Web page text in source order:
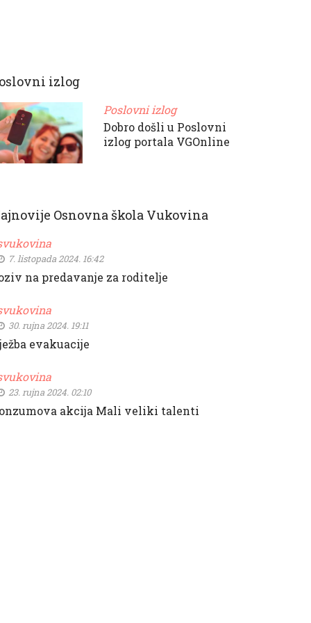
izlog
Poslovni izlog
Dobro došli u Poslovni
izlog portala VGOnline
Osnovna škola Vukovina
7. listopada 2024. 16:42
na predavanje za roditelje
30. rujna 2024. 19:11
evakuacije
23. rujna 2024. 02:10
akcija Mali veliki talenti